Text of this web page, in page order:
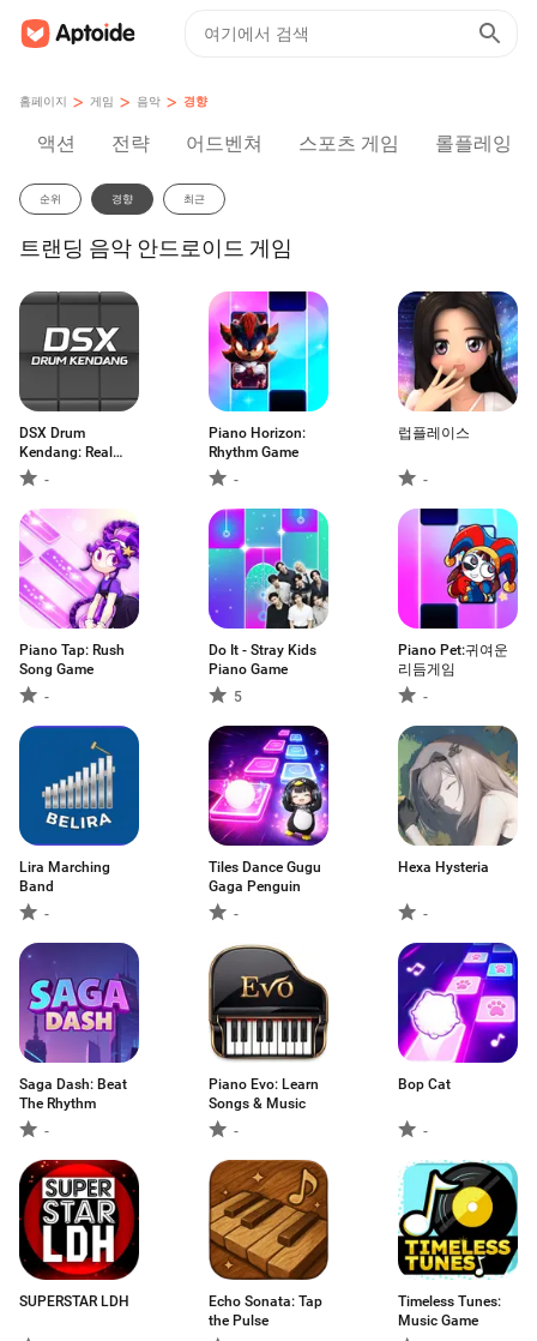
홈페이지 > 게임 > 음악 > 경향
액션 전략 어드벤쳐 스포츠 게임 롤플레잉
순위 경향 최근
트랜딩 음악 안드로이드 게임
DSX Drum
Kendang: Real
Pad -
Piano Horizo​​n:
Rhythm Game
-
럽플레이스
-
Piano Tap: Rush
Song Game
-
Do It - Stray Kids
Piano Game
5
Piano Pet:귀여운
리듬게임
-
Lira Marching
Band
-
Tiles Dance Gugu
Gaga Penguin
-
Hexa Hysteria
-
Saga Dash: Beat
The Rhythm
-
Piano Evo: Learn
Songs & Music
-
Bop Cat
-
SUPERSTAR LDH
Echo Sonata: Tap
the Pulse
Timeless Tunes:
Music Game